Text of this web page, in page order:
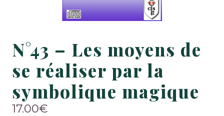
N°43 – Les moyens de
se réaliser par la
symbolique magique
17.00€